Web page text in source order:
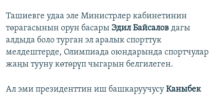
Ташиевге удаа эле Министрлер кабинетинин
төрагасынын орун басары Эдил Байсалов дагы
алдыда боло турган эл аралык спорттук
мелдештерде, Олимпиада оюндарында спортчулар
жаңы тууну көтөрүп чыгарын белгилеген.
Ал эми президенттин иш башкаруучусу Каныбек